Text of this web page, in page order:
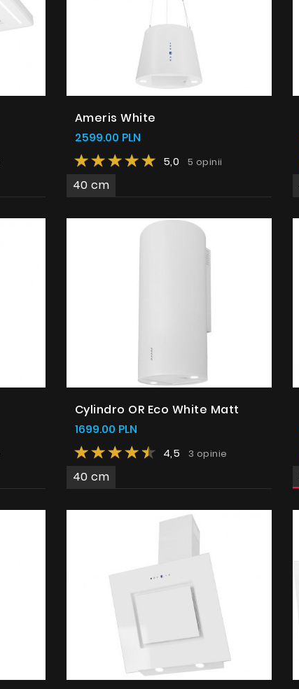
Ameris White
2599.00 PLN
5,0 5 opinii
40 cm
Cylindro OR Eco White Matt
1699.00 PLN
4,5 3 opinie
40 cm